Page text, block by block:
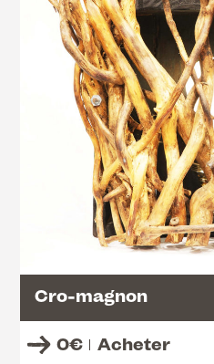
Cro-magnon
0€ Acheter